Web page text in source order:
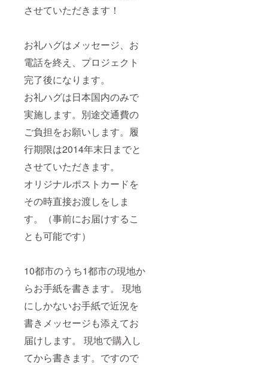
させていただきます！
お礼ハグはメッセージ、お
電話を終え、プロジェクト
完了後になります。
お礼ハグは日本国内のみで
実施します。別途交通費の
ご負担をお願いします。履
行期限は2014年末日までと
させていただきます。
オリジナルポストカードを
その時直接お渡しをしま
す。（事前にお届けするこ
とも可能です）
10都市のうち1都市の現地か
らお手紙を書きます。 現地
にしかないお手紙で近況を
書きメッセージも添えてお
届けします。 現地で購入し
てから書きます。ですので